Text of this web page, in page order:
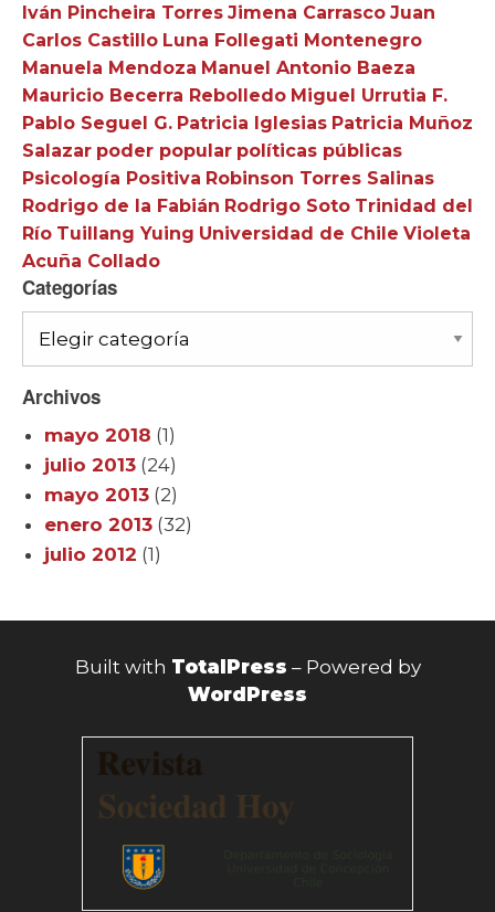
Iván Pincheira Torres Jimena Carrasco Juan
Carlos Castillo Luna Follegati Montenegro
Manuela Mendoza Manuel Antonio Baeza
Mauricio Becerra Rebolledo Miguel Urrutia F.
Pablo Seguel G. Patricia Iglesias Patricia Muñoz
Salazar poder popular políticas públicas
Psicología Positiva Robinson Torres Salinas
Rodrigo de la Fabián Rodrigo Soto Trinidad del
Río Tuillang Yuing Universidad de Chile Violeta
Acuña Collado
Categorías
Archivos
mayo 2018 (1)
julio 2013 (24)
mayo 2013 (2)
enero 2013 (32)
julio 2012 (1)
Built with TotalPress – Powered by
WordPress